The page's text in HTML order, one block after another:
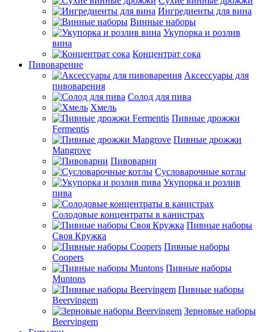
Ингредиенты для вина
Винные наборы
Укупорка и розлив
вина
Концентрат сока
Пивоварение
Аксессуары для
пивоварения
Солод для пива
Хмель
Пивные дрожжи
Fermentis
Пивные дрожжи
Mangrove
Пивоварни
Сусловарочные котлы
Укупорка и розлив
пива
Солодовые концентраты в канистрах
Пивные наборы
Своя Кружка
Пивные наборы
Coopers
Пивные наборы
Muntons
Пивные наборы
Beervingem
Зерновые наборы
Beervingem